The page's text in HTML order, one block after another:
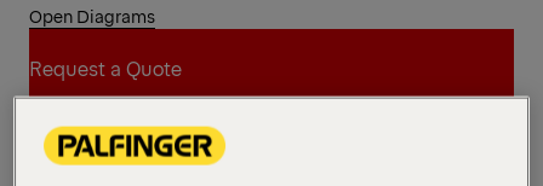
Open Diagrams
Request a Quote
Request a Quote
Find Sales Partner